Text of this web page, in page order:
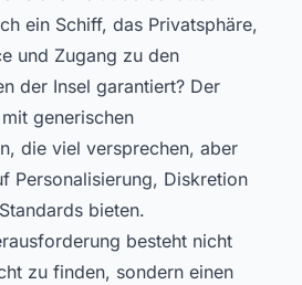
ein Schiff, das Privatsphäre,
und Zugang zu den
der Insel garantiert? Der
generischen
die viel versprechen, aber
Personalisierung, Diskretion
bieten.
besteht nicht
zu finden, sondern einen